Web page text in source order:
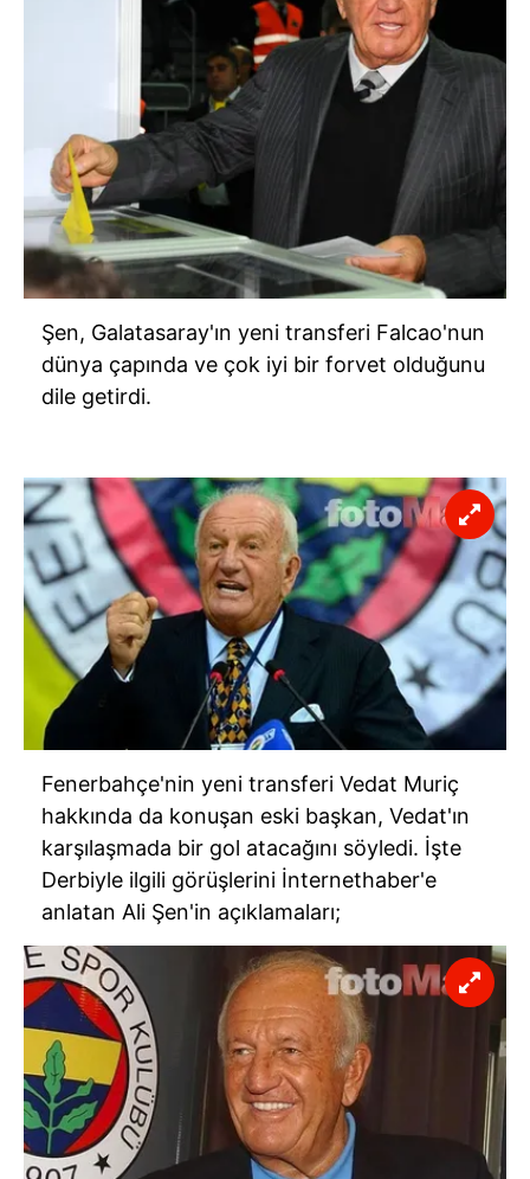
Şen, Galatasaray'ın yeni transferi Falcao'nun
dünya çapında ve çok iyi bir forvet olduğunu
dile getirdi.
Fenerbahçe'nin yeni transferi Vedat Muriç
hakkında da konuşan eski başkan, Vedat'ın
karşılaşmada bir gol atacağını söyledi. İşte
Derbiyle ilgili görüşlerini İnternethaber'e
anlatan Ali Şen'in açıklamaları;